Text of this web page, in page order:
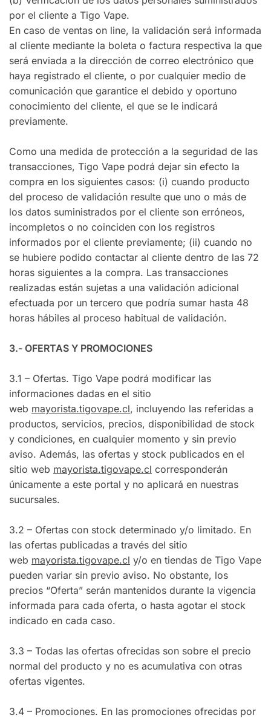
por el cliente a Tigo Vape.
En caso de ventas on line, la validación será informada
al cliente mediante la boleta o factura respectiva la que
será enviada a la dirección de correo electrónico que
haya registrado el cliente, o por cualquier medio de
comunicación que garantice el debido y oportuno
conocimiento del cliente, el que se le indicará
previamente.
Como una medida de protección a la seguridad de las
transacciones, Tigo Vape podrá dejar sin efecto la
compra en los siguientes casos: (i) cuando producto
del proceso de validación resulte que uno o más de
los datos suministrados por el cliente son erróneos,
incompletos o no coinciden con los registros
informados por el cliente previamente; (ii) cuando no
se hubiere podido contactar al cliente dentro de las 72
horas siguientes a la compra. Las transacciones
realizadas están sujetas a una validación adicional
efectuada por un tercero que podría sumar hasta 48
horas hábiles al proceso habitual de validación.
3.- OFERTAS Y PROMOCIONES
3.1 – Ofertas. Tigo Vape podrá modificar las
informaciones dadas en el sitio
web mayorista.tigovape.cl, incluyendo las referidas a
productos, servicios, precios, disponibilidad de stock
y condiciones, en cualquier momento y sin previo
aviso. Además, las ofertas y stock publicados en el
sitio web mayorista.tigovape.cl corresponderán
únicamente a este portal y no aplicará en nuestras
sucursales.
3.2 – Ofertas con stock determinado y/o limitado. En
las ofertas publicadas a través del sitio
web mayorista.tigovape.cl y/o en tiendas de Tigo Vape
pueden variar sin previo aviso. No obstante, los
precios “Oferta” serán mantenidos durante la vigencia
informada para cada oferta, o hasta agotar el stock
indicado en cada caso.
3.3 – Todas las ofertas ofrecidas son sobre el precio
normal del producto y no es acumulativa con otras
ofertas vigentes.
3.4 – Promociones. En las promociones ofrecidas por